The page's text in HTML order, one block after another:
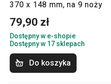
370 x 148 mm, na 9 noży
79,90 zł
Dostępny w e-shopie
Dostępny w 17 sklepach
Do koszyka